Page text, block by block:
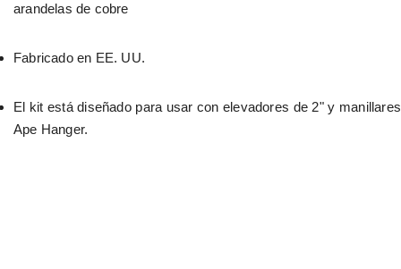
arandelas de cobre
Fabricado en EE. UU.
El kit está diseñado para usar con elevadores de 2" y manillares
Ape Hanger.